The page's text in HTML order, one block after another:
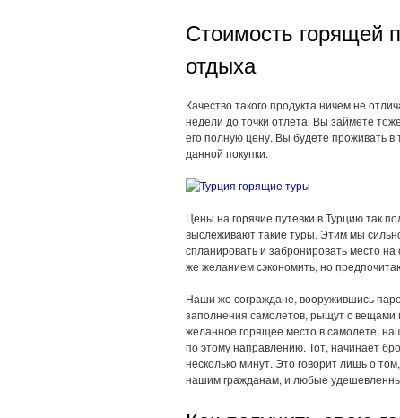
Стоимость горящей
отдыха
Качество такого продукта ничем не
недели до точки отлета. Вы займете
его полную цену. Вы будете проживать
данной покупки.
Цены на горячие путевки в Турцию так
выслеживают такие туры. Этим мы
спланировать и забронировать место
же желанием сэкономить, но
Наши же сограждане, вооружившись
заполнения самолетов, рыщут с вещами
желанное горящее место в самолете,
по этому направлению. Тот, начинает
несколько минут. Это говорит лишь о
нашим гражданам, и любые